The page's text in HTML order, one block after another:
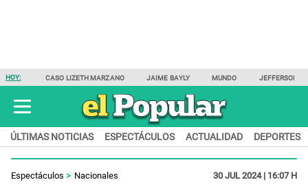
HOY: CASO LIZETH MARZANO JAIME BAYLY MUNDO JEFFERSON
ÚLTIMAS NOTICIAS ESPECTÁCULOS ACTUALIDAD DEPORTES
Espectáculos Nacionales 30 JUL 2024 | 16:07 H